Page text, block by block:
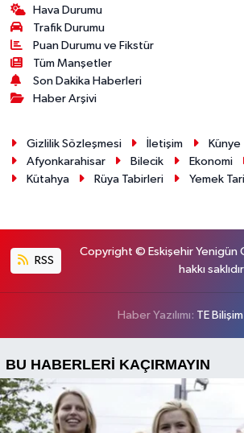
Hava Durumu
Trafik Durumu
Puan Durumu ve Fikstür
Tüm Manşetler
Son Dakika Haberleri
Haber Arşivi
Gizlilik Sözleşmesi İletişim Künye
Afyonkarahisar
Bilecik Ekonomi
Kütahya
Rüya Tabirleri Yemek
RSS
Copyright © Eskişehir Yenigün
hakkı
Haber Yazılımı: TE Bilişim